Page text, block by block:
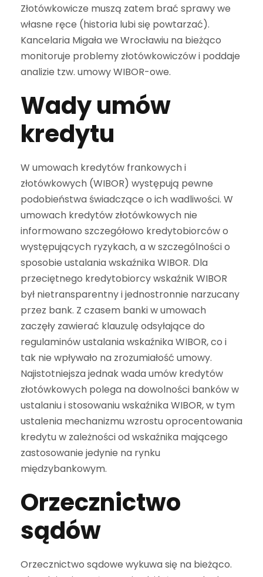
Złotówkowicze muszą zatem brać sprawy we
własne ręce (historia lubi się powtarzać).
Kancelaria Migała we Wrocławiu na bieżąco
monitoruje problemy złotówkowiczów i poddaje
analizie tzw. umowy WIBOR-owe.
Wady umów
kredytu
W umowach kredytów frankowych i
złotówkowych (WIBOR) występują pewne
podobieństwa świadczące o ich wadliwości. W
umowach kredytów złotówkowych nie
informowano szczegółowo kredytobiorców o
występujących ryzykach, a w szczególności o
sposobie ustalania wskaźnika WIBOR. Dla
przeciętnego kredytobiorcy wskaźnik WIBOR
był nietransparentny i jednostronnie narzucany
przez bank. Z czasem banki w umowach
zaczęły zawierać klauzulę odsyłające do
regulaminów ustalania wskaźnika WIBOR, co i
tak nie wpływało na zrozumiałość umowy.
Najistotniejsza jednak wada umów kredytów
złotówkowych polega na dowolności banków w
ustalaniu i stosowaniu wskaźnika WIBOR, w tym
ustalenia mechanizmu wzrostu oprocentowania
kredytu w zależności od wskaźnika mającego
zastosowanie jedynie na rynku
międzybankowym.
Orzecznictwo
sądów
Orzecznictwo sądowe wykuwa się na bieżąco.